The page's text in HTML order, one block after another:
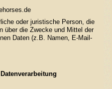
oder juristische Person, die
über die Zwecke und Mittel der
Daten (z.B. Namen, E-Mail-